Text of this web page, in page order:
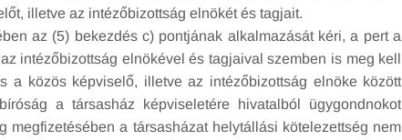
illetve az intézőbizottság elnökét és tagjait.
az (5) bekezdés c) pontjának alkalmazását kéri, a pert a
intézőbizottság elnökével és tagjaival szemben is meg kell
a közös képviselő, illetve az intézőbizottság elnöke között
a társasház képviseletére hivatalból ügygondnokot
megfizetésében a társasházat helytállási kötelezettség nem